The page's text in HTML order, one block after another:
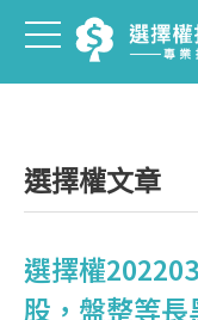
選擇權文章
選擇權
股，盤整等